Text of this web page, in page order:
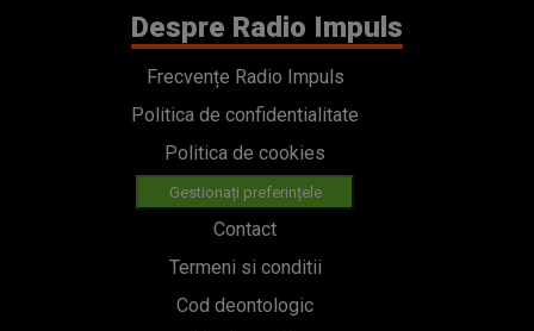
Despre Radio Impuls
Frecvențe Radio Impuls
Politica de confidentialitate
Politica de cookies
Gestionați preferințele
Contact
Termeni si conditii
Cod deontologic